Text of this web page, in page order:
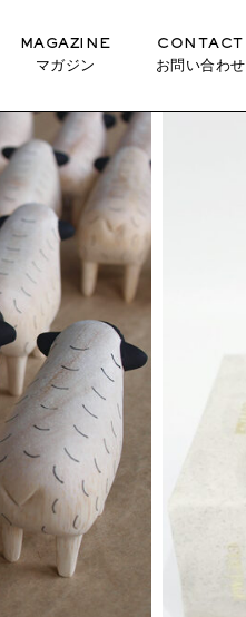
MAGAZINE
マガジン
CONTACT
お問い合わせ